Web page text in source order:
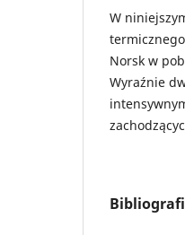
W
Norsk w
Wyraźnie